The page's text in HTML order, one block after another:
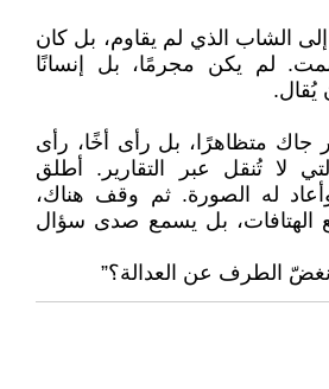
الشاب الذي لم يقاوم، بل كان
لم يكن مجرمًا، بل إنسانًا
يُقال.
جاك متظاهرًا، بل رأى أخًا، رأى
لا تُنقل عبر التقارير. أطلق
له الصورة. ثم وقف هناك،
الهتافات، بل يسمع صدى سؤال
الطرف عن العدالة؟”